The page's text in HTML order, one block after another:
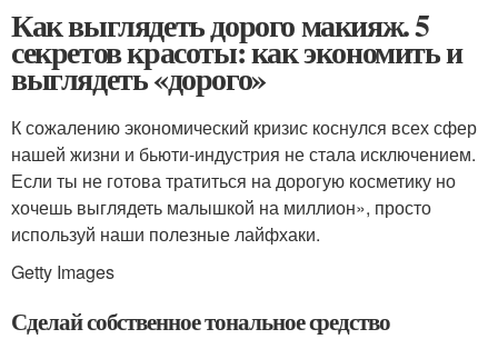
Как выглядеть дорого макияж. 5
секретов красоты: как экономить и
выглядеть «дорого»
К сожалению экономический кризис коснулся всех сфер
нашей жизни и бьюти-индустрия не стала исключением.
Если ты не готова тратиться на дорогую косметику но
хочешь выглядеть малышкой на миллион», просто
используй наши полезные лайфхаки.
Getty Images
Сделай собственное тональное средство